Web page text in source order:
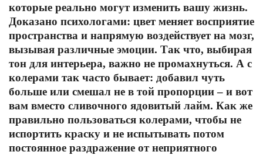
которые реально могут изменить вашу жизнь.
Доказано психологами: цвет меняет восприятие
пространства и напрямую воздействует на мозг,
вызывая различные эмоции. Так что, выбирая
тон для интерьера, важно не промахнуться. А с
колерами так часто бывает: добавил чуть
больше или смешал не в той пропорции – и вот
вам вместо сливочного ядовитый лайм. Как же
правильно пользоваться колерами, чтобы не
испортить краску и не испытывать потом
постоянное раздражение от неприятного